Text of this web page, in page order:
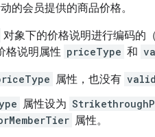
的会员提供的商品价格。
对象下的价格说明进行编码的
格说明属性 priceType 和
属性，也没有
属性设为
属性。